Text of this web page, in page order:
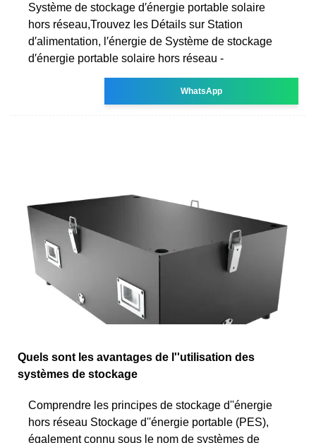
Système de stockage d′énergie portable solaire
hors réseau,Trouvez les Détails sur Station
d′alimentation, l′énergie de Système de stockage
d′énergie portable solaire hors réseau -
WhatsApp
Quels sont les avantages de l''utilisation des
systèmes de stockage
Comprendre les principes de stockage d''énergie
hors réseau Stockage d''énergie portable (PES),
également connu sous le nom de systèmes de